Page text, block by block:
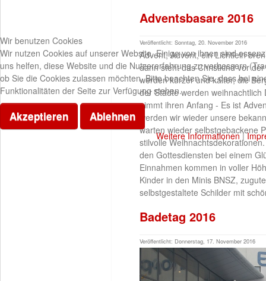
Adventsbasare 2016
Veröffentlicht: Sonntag, 20. November 2016
Advent, Advent, ein Lichtlein
dann steht das Christkind vor
werden kürzer und kälter, die
der Städte werden
nimmt ihren Anfang - Es ist
werden wir wieder unsere
warten wieder selbstgebackene
stilvolle
den Gottesdiensten bei einem
Einnahmen kommen in voller
Kinder in den Minis BNSZ,
selbstgestaltete Schilder mit
Badetag 2016
Veröffentlicht: Donnerstag, 17. November 2016
Wir benutzen Cookies
Wir nutzen Cookies auf unserer Website. Einige von ihnen sind
uns helfen, diese Website und die Nutzererfahrung zu verbessern
ob Sie die Cookies zulassen möchten. Bitte beachten Sie, dass bei
Funktionalitäten der Seite zur Verfügung stehen.
Akzeptieren Ablehnen
Weitere Informationen|